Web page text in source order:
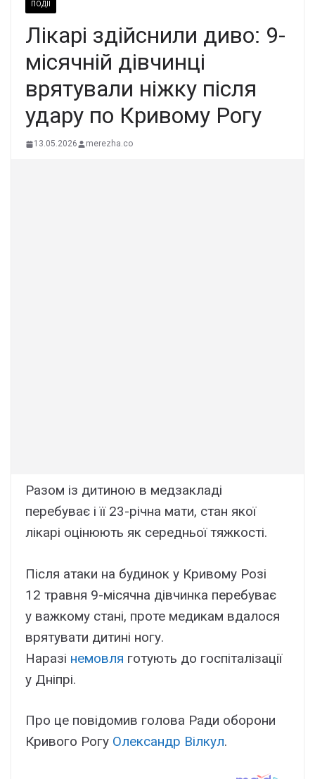
ПОДІЇ
Лікарі здійснили диво: 9-
місячній дівчинці
врятували ніжку після
удару по Кривому Рогу
13.05.2026 merezha.co
Разом із дитиною в медзакладі
перебуває і її 23-річна мати, стан якої
лікарі оцінюють як середньої тяжкості.
Після атаки на будинок у Кривому Розі
12 травня 9-місячна дівчинка перебуває
у важкому стані, проте медикам вдалося
врятувати дитині ногу.
Наразі немовля готують до госпіталізації
у Дніпрі.
Про це повідомив голова Ради оборони
Кривого Рогу Олександр Вілкул.